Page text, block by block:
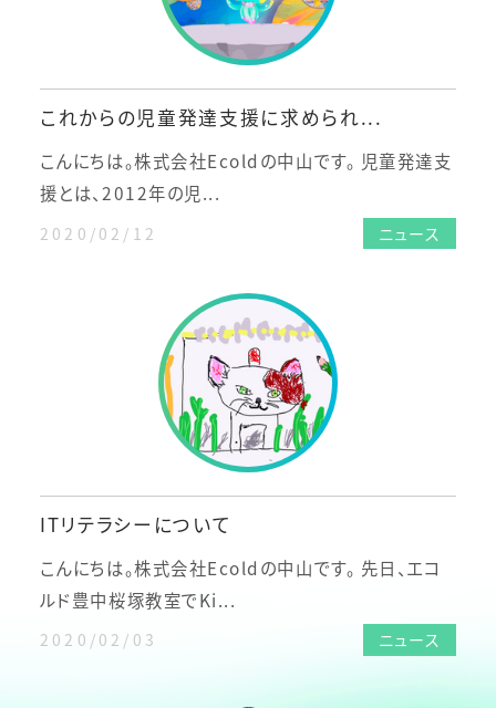
これからの児童発達支援に求められ...
こんにちは。株式会社Ecoldの中山です。 児童発達支
援とは、2012年の児...
2020/02/12 ニュース
ITリテラシーについて
こんにちは。株式会社Ecoldの中山です。 先日、エコ
ルド豊中桜塚教室でKi...
2020/02/03 ニュース